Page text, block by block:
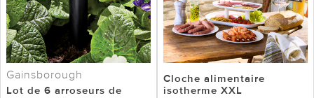
Gainsborough
Lot de 6 arroseurs de
Cloche alimentaire
isotherme XXL